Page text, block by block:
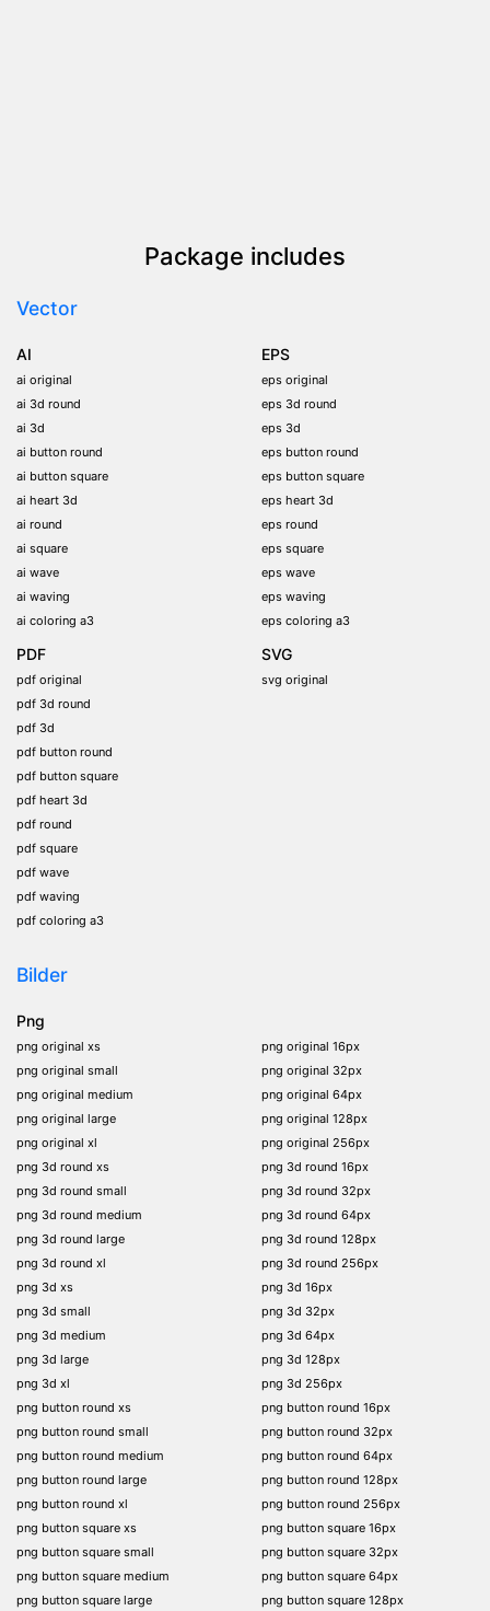
Package includes
Vector
AI
ai original
ai 3d round
ai 3d
ai button round
ai button square
ai heart 3d
ai round
ai square
ai wave
ai waving
ai coloring a3
EPS
eps original
eps 3d round
eps 3d
eps button round
eps button square
eps heart 3d
eps round
eps square
eps wave
eps waving
eps coloring a3
PDF
pdf original
pdf 3d round
pdf 3d
pdf button round
pdf button square
pdf heart 3d
pdf round
pdf square
pdf wave
pdf waving
pdf coloring a3
SVG
svg original
Bilder
Png
png original xs
png original small
png original medium
png original large
png original xl
png 3d round xs
png 3d round small
png 3d round medium
png 3d round large
png 3d round xl
png 3d xs
png 3d small
png 3d medium
png 3d large
png 3d xl
png button round xs
png button round small
png button round medium
png button round large
png button round xl
png button square xs
png button square small
png button square medium
png button square large
png original 16px
png original 32px
png original 64px
png original 128px
png original 256px
png 3d round 16px
png 3d round 32px
png 3d round 64px
png 3d round 128px
png 3d round 256px
png 3d 16px
png 3d 32px
png 3d 64px
png 3d 128px
png 3d 256px
png button round 16px
png button round 32px
png button round 64px
png button round 128px
png button round 256px
png button square 16px
png button square 32px
png button square 64px
png button square 128px